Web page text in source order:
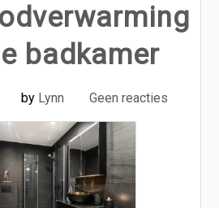
badkamer
by Lynn Geen reacties